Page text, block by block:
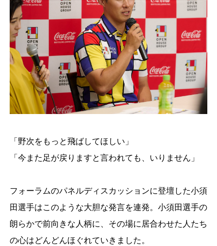
「野次をもっと飛ばしてほしい」
「今また足が戻りますと言われても、いりません」
フォーラムのパネルディスカッションに登壇した小須
田選手はこのような大胆な発言を連発。小須田選手の
朗らかで前向きな人柄に、その場に居合わせた人たち
の心はどんどんほぐれていきました。